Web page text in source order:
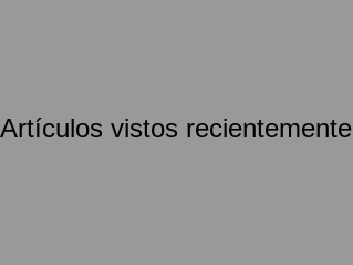
Artículos vistos recientemente